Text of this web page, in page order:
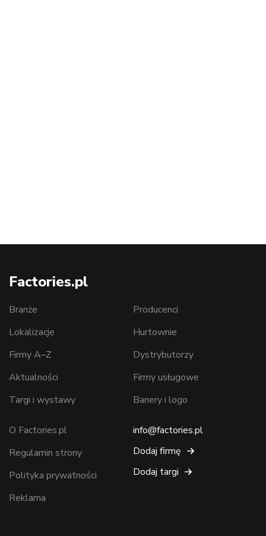
Factories.pl
Branże
Lokalizacje
Firmy A–Z
Aktualności
Targi i wystawy
Producenci
Hurtownie
Dystrybutorzy
Firmy usługowe
Banery i logo
O Factories.pl
Regulamin strony
Polityka prywatności
Reklama
info@factories.pl
Dodaj firmę
Dodaj targi